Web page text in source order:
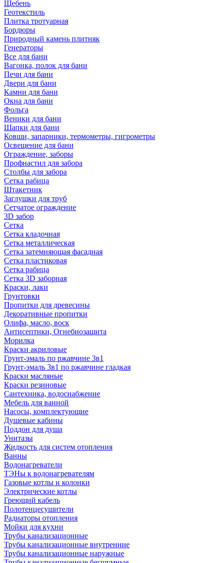
Щебень
Геотекстиль
Плитка тротуарная
Бордюры
Природный камень плитняк
Генераторы
Все для бани
Вагонка, полок для бани
Печи для бани
Двери для бани
Камни для бани
Окна для бани
Фольга
Веники для бани
Шапки для бани
Ковши, запарники, термометры, гигрометры
Освещение для бани
Ограждение, заборы
Профнастил для забора
Столбы для забора
Сетка рабица
Штакетник
Заглушки для труб
Сетчатое ограждение
3D забор
Сетка
Сетка кладочная
Сетка металлическая
Сетка затемняющая фасадная
Сетка пластиковая
Сетка рабица
Сетка 3D заборная
Краски, лаки
Грунтовки
Пропитки для древесины
Декоративные пропитки
Олифа, масло, воск
Антисептики, Огнебиозащита
Морилка
Краски акриловые
Грунт-эмаль по ржавчине 3в1
Грунт-эмаль 3в1 по ржавчине гладкая
Краски масляные
Краски резиновые
Сантехника, водоснабжение
Мебель для ванной
Насосы, комплектующие
Душевые кабины
Поддон для душа
Унитазы
Жидкость для систем отопления
Ванны
Водонагреватели
ТЭНы к водонагревателям
Газовые котлы и колонки
Электрические котлы
Греющий кабель
Полотенцесушители
Радиаторы отопления
Мойки для кухни
Трубы канализационные
Трубы канализационные внутренние
Трубы канализационные наружные